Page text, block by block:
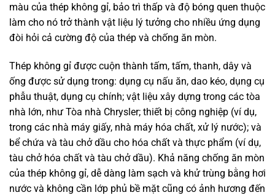
màu của thép không gỉ, bảo trì thấp và độ bóng quen thuộc
làm cho nó trở thành vật liệu lý tưởng cho nhiều ứng dụng
đòi hỏi cả cường độ của thép và chống ăn mòn.
Thép không gỉ được cuộn thành tấm, tấm, thanh, dây và
ống được sử dụng trong: dụng cụ nấu ăn, dao kéo, dụng cụ
phẫu thuật, dụng cụ chính; vật liệu xây dựng trong các tòa
nhà lớn, như Tòa nhà Chrysler; thiết bị công nghiệp (ví dụ,
trong các nhà máy giấy, nhà máy hóa chất, xử lý nước); và
bể chứa và tàu chở dầu cho hóa chất và thực phẩm (ví dụ,
tàu chở hóa chất và tàu chở dầu). Khả năng chống ăn mòn
của thép không gỉ, dễ dàng làm sạch và khử trùng bằng hơi
nước và không cần lớp phủ bề mặt cũng có ảnh hương đến